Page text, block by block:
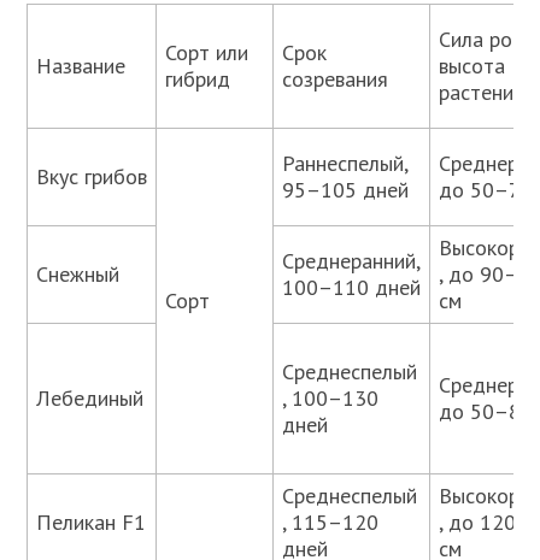
Название
Сорт или
гибрид
Срок
созревания
Сила
высота
растений
Вкус грибов
Сорт
Раннеспелый,
95–105 дней
до 50–70
Снежный
Среднеранний,
100–110 дней
, до
см
Лебединый
Среднеспелый
, 100–130
дней
до 50–80
Пеликан F1
Среднеспелый
, 115–120
дней
, до
см